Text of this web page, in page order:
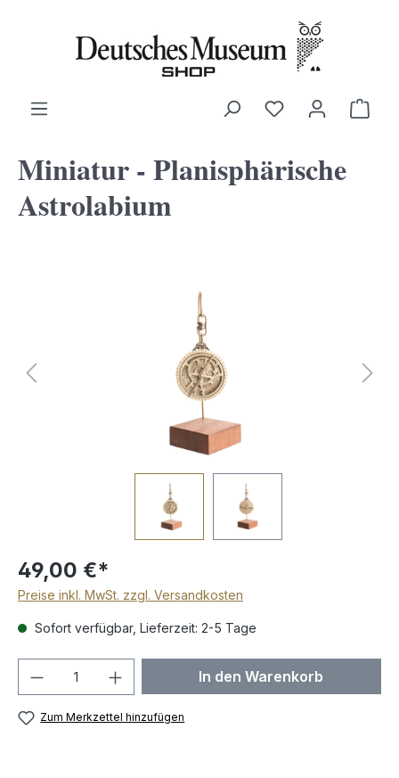
Miniatur - Planisphärische
Astrolabium
49,00 €*
Preise inkl. MwSt. zzgl. Versandkosten
Sofort verfügbar, Lieferzeit: 2-5 Tage
Produkt Anzahl: Gib denIn den Warenkorb
Zum Merkzettel hinzufügen